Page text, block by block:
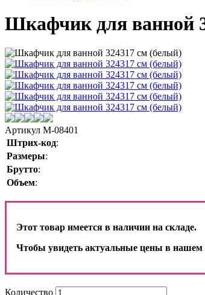
Шкафчик для ванной
Артикул M-08401
Штрих-код:
Размеры:
Брутто:
Объем:
Этот товар имеется в наличии на складе.
Чтобы увидеть актуальные цены в нашем
Количество